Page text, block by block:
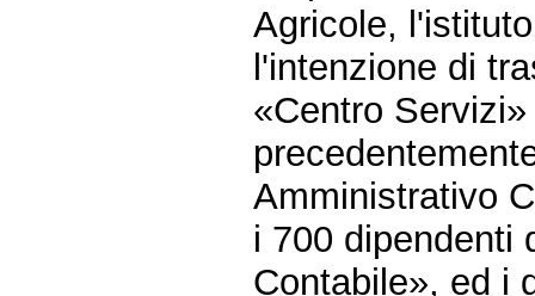
Agricole,
l'intenzione di
«Centro
Amministrativo
i 700 dipendenti
Contabile», ed i